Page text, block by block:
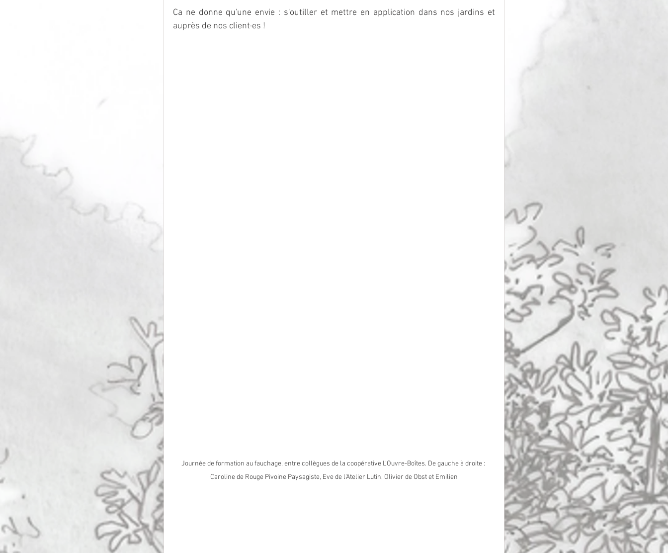
Ca ne donne qu'une envie : s'outiller et mettre en application dans nos jardins et
auprès de nos client·es !
Journée de formation au fauchage, entre collègues de la coopérative L'Ouvre-Boîtes. De gauche à droite :
Caroline de Rouge Pivoine Paysagiste, Eve de l'Atelier Lutin, Olivier de Obst et Emilien